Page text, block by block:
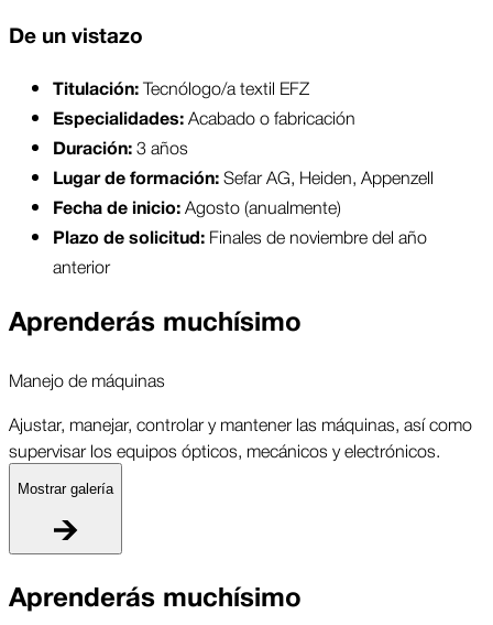
De un vistazo
Titulación: Tecnólogo/a textil EFZ
Especialidades: Acabado o fabricación
Duración: 3 años
Lugar de formación: Sefar AG, Heiden, Appenzell
Fecha de inicio: Agosto (anualmente)
Plazo de solicitud: Finales de noviembre del año
anterior
Aprenderás muchísimo
Manejo de máquinas
Ajustar, manejar, controlar y mantener las máquinas, así como
supervisar los equipos ópticos, mecánicos y electrónicos.
Mostrar galería
Aprenderás muchísimo